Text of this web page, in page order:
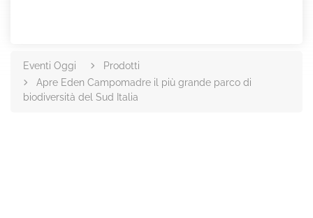
Eventi Oggi
Prodotti
Apre Eden Campomadre il più grande parco di
biodiversità del Sud Italia